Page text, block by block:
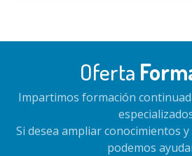
Oferta
Impartimos formación
Si desea ampliar conocimientos
podemos